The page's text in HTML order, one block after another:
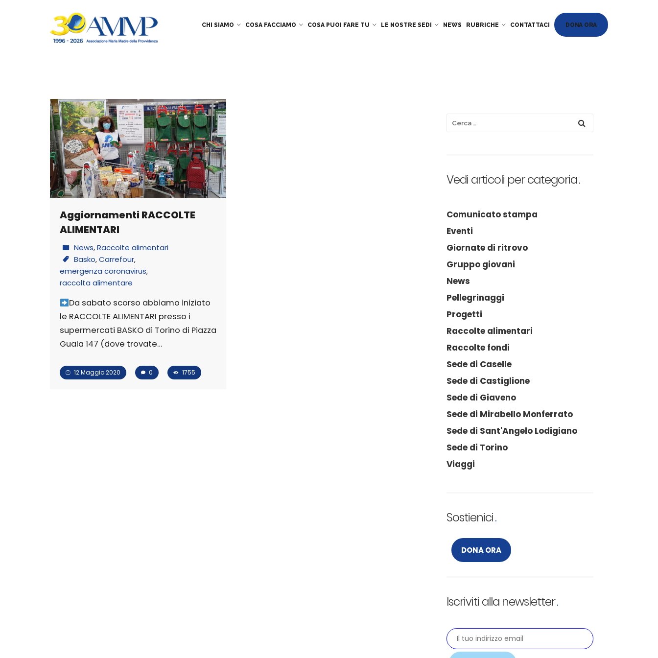
CHI SIAMO COSA FACCIAMO COSA PUOI FARE TU LE NOSTRE SEDI NEWS RUBRICHE CONTATTACI DONA ORA
Aggiornamenti RACCOLTE
ALIMENTARI
News,Raccolte alimentari
Basko,Carrefour,
emergenza coronavirus,
raccolta alimentare
Da sabato scorso abbiamo iniziato
le RACCOLTE ALIMENTARI presso i
supermercati BASKO di Torino di Piazza
Guala 147 (dove trovate…
12 Maggio 2020 0 1755
Vedi articoli per categoria
Comunicato stampa
Eventi
Giornate di ritrovo
Gruppo giovani
News
Pellegrinaggi
Progetti
Raccolte alimentari
Raccolte fondi
Sede di Caselle
Sede di Castiglione
Sede di Giaveno
Sede di Mirabello Monferrato
Sede di Sant'Angelo Lodigiano
Sede di Torino
Viaggi
Sostienici
DONA ORA
Iscriviti alla newsletter